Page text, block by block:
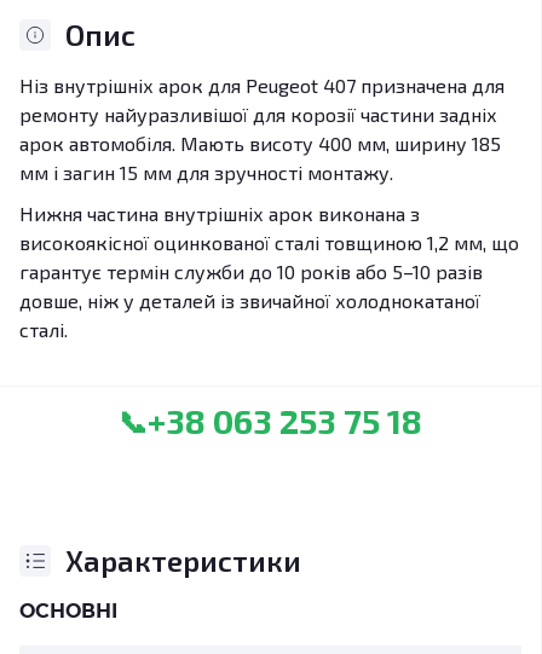
Опис
Ніз внутрішніх арок для Peugeot 407 призначена для
ремонту найуразливішої для корозії частини задніх
арок автомобіля. Мають висоту 400 мм, ширину 185
мм і загин 15 мм для зручності монтажу.
Нижня частина внутрішніх арок виконана з
високоякісної оцинкованої сталі товщиною 1,2 мм, що
гарантує термін служби до 10 років або 5–10 разів
довше, ніж у деталей із звичайної холоднокатаної
сталі.
📞+38 063 253 75 18
Характеристики
ОСНОВНІ